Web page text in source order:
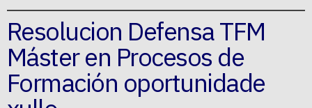
Resolucion Defensa TFM
Máster en Procesos de
Formación oportunidade